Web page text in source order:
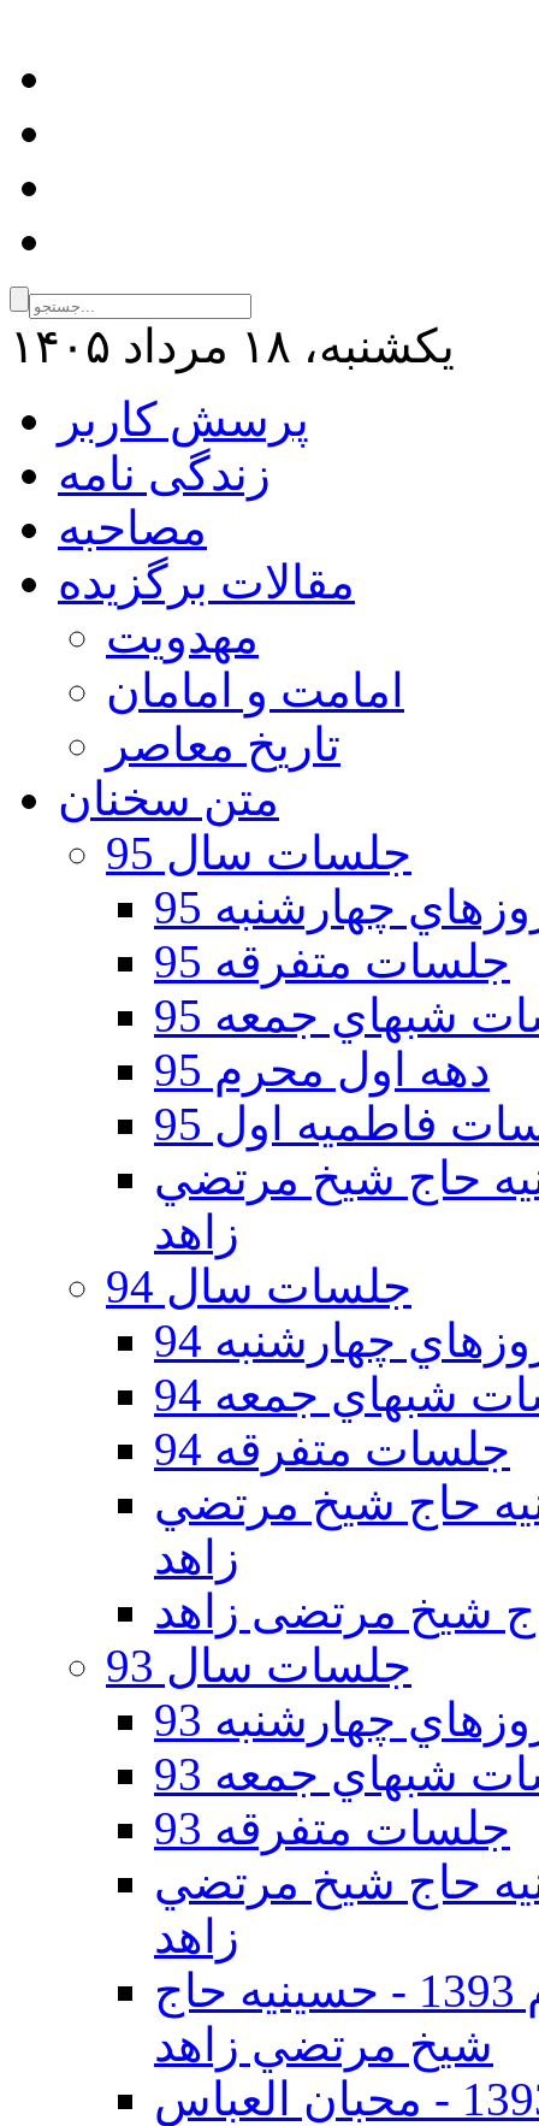
يكشنبه، ۱۸ مرداد ۱۴۰۵
پرسش کاربر
زندگی نامه
مصاحبه
مقالات برگزیده
مهدویت
امامت و امامان
تاریخ معاصر
متن سخنان
جلسات سال 95
چهارشنبه 95
جلسات متفرقه 95
شبهاي جمعه 95
دهه اول محرم 95
فاطمیه اول 95
دوم 95 - حسينيه حاج شيخ مرتضي
زاهد
جلسات سال 94
چهارشنبه 94
شبهاي جمعه 94
جلسات متفرقه 94
دوم 94 - حسينيه حاج شيخ مرتضي
زاهد
جلسات سال 93
چهارشنبه 93
شبهاي جمعه 93
جلسات متفرقه 93
دوم 93 - حسينيه حاج شيخ مرتضي
زاهد
جلسات دهه اول محرم الحرام 1393 - حسينيه حاج
شيخ مرتضي زاهد
جلسات دهه اول محرم الحرام 1393 - محبان العباس